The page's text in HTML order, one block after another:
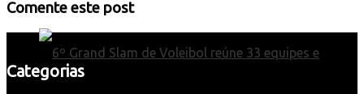
Comente este post
Categorias